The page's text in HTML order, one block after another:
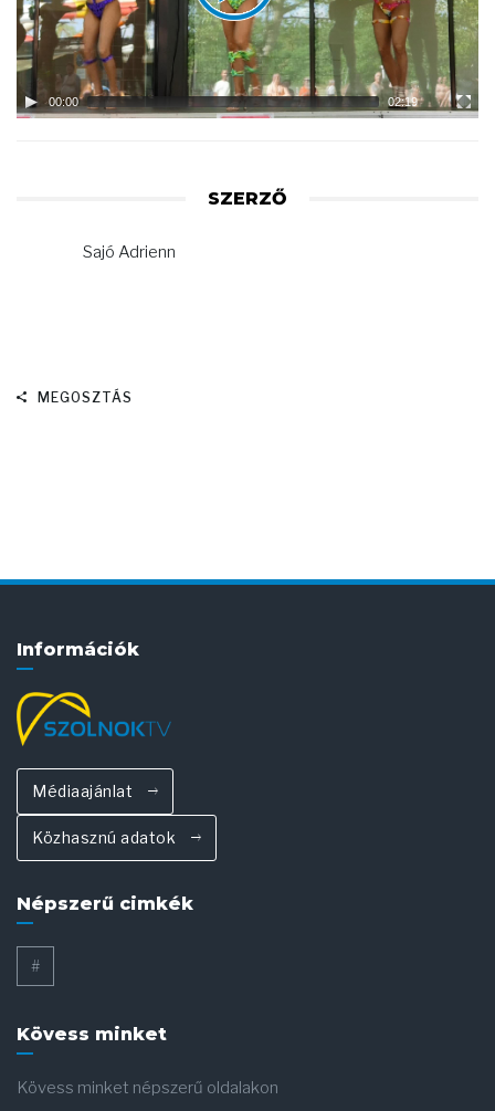
00:00 02:19
SZERZŐ
Sajó Adrienn
MEGOSZTÁS
Információk
Médiaajánlat
Közhasznú adatok
Népszerű cimkék
#
Kövess minket
Kövess minket népszerű oldalakon